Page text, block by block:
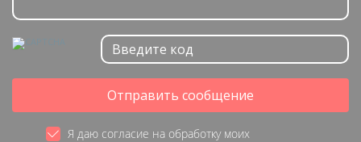
Отправить сообщение
Я даю согласие на обработку моих